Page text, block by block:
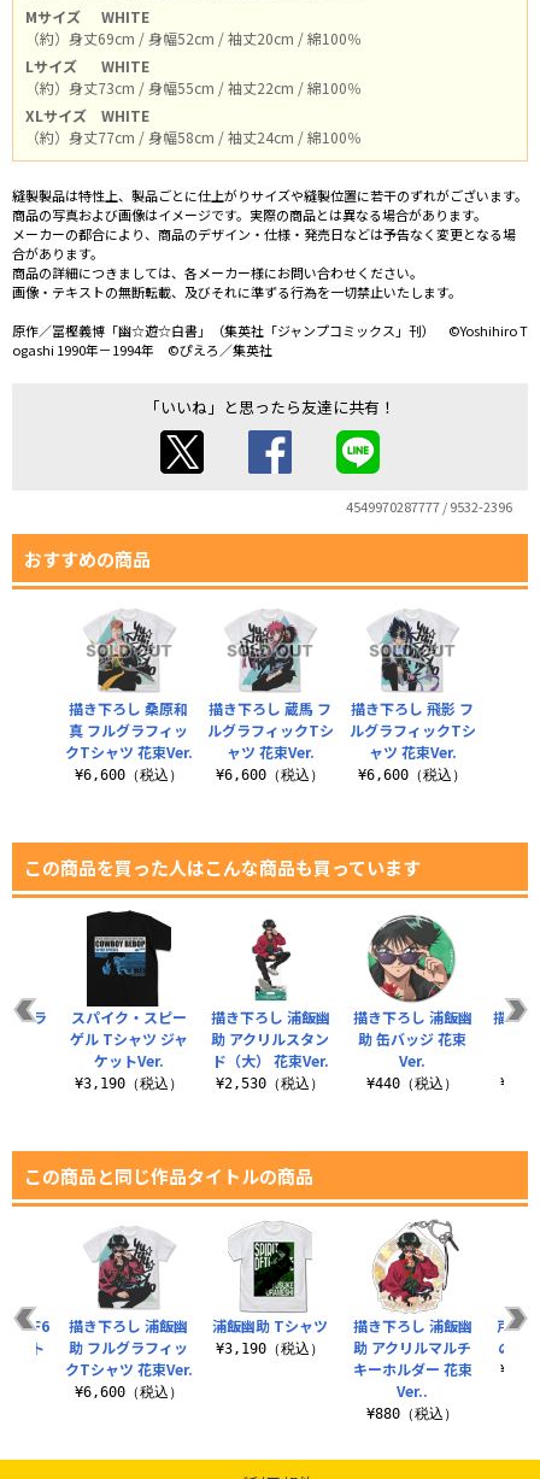
Mサイズ
WHITE
（約）身丈69cm / 身幅52cm / 袖丈20cm / 綿100％
Lサイズ
WHITE
（約）身丈73cm / 身幅55cm / 袖丈22cm / 綿100％
XLサイズ
WHITE
（約）身丈77cm / 身幅58cm / 袖丈24cm / 綿100％
縫製製品は特性上、製品ごとに仕上がりサイズや縫製位置に若干のずれがございます。
商品の写真および画像はイメージです。実際の商品とは異なる場合があります。
メーカーの都合により、商品のデザイン・仕様・発売日などは予告なく変更となる場
合があります。
商品の詳細につきましては、各メーカー様にお問い合わせください。
画像・テキストの無断転載、及びそれに準ずる行為を一切禁止いたします。
原作／冨樫義博「幽☆遊☆白書」（集英社「ジャンプコミックス」刊） ©Yoshihiro T
ogashi 1990年－1994年 ©ぴえろ／集英社
「いいね」と思ったら友達に共有！
4549970287777 / 9532-2396
おすすめの商品
描き下ろし 蔵馬 フ
ルグラフィックTシ
ャツ 花束Ver.
¥6,600（税込）
描き下ろし 飛影 フ
ルグラフィックTシ
ャツ 花束Ver.
¥6,600（税込）
描き下ろし 桑原和
真 フルグラフィッ
クTシャツ 花束Ver.
¥6,600（税込）
この商品を買った人はこんな商品も買っています
描き下ろし 浦飯幽
助 アクリルスタン
ド（大） 花束Ver.
¥2,530（税込）
描き下ろし 浦飯幽
助 缶バッジ 花束
Ver.
¥440（税込）
描き下
カラ
スパイク・スピー
ゲル Tシャツ ジャ
ケットVer.
¥3,190（税込）
この商品と同じ作品タイトルの商品
浦飯幽助 Tシャツ
¥3,190（税込）
描き下ろし 浦飯幽
助 アクリルマルチ
キーホルダー 花束
Ver..
¥880（税込）
戸愚
の
影 F6
ート
描き下ろし 浦飯幽
助 フルグラフィッ
クTシャツ 花束Ver.
¥6,600（税込）